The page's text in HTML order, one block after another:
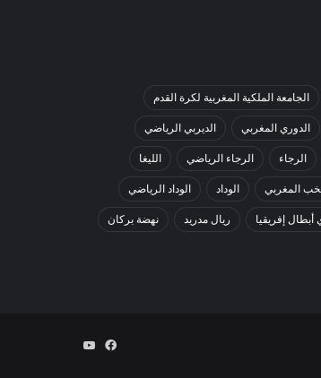
الجامعة الملكية المغربية لكرة القدم
الدوري المغربي الديربي الرياضي
الرجاء الرجاء الرياضي الليغا
المغربي الوداد الوداد الرياضي
أبطال إفريقيا ريال مدريد نهضة بركان
فيسبوك